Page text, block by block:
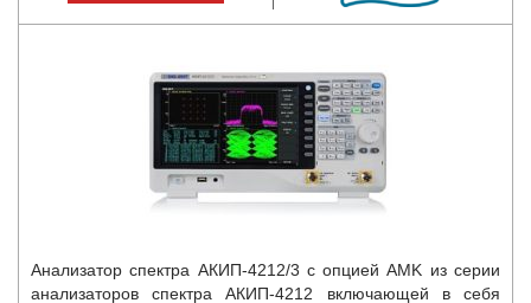
Анализатор спектра АКИП-4212/3 с опцией AMK из серии
анализаторов спектра АКИП-4212 включающей в себя